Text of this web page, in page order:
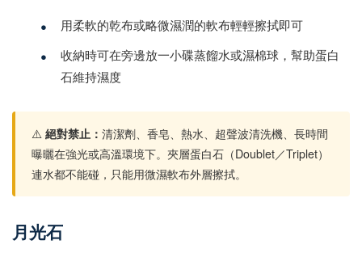
• 用柔軟的乾布或略微濕潤的軟布輕輕擦拭即可
•
收納時可在旁邊放一小碟蒸餾水或濕棉球，幫助蛋白
石維持濕度
⚠️ 絕對禁止： 清潔劑、香皂、熱水、超聲波清洗機、長時間
曝曬在強光或高溫環境下。夾層蛋白石（Doublet／Triplet）
連水都不能碰，只能用微濕軟布外層擦拭。
月光石